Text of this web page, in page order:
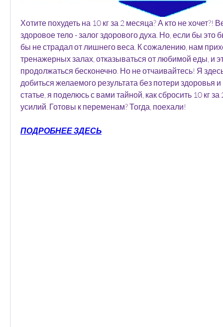
Хотите похудеть на 10 кг за 2 месяца? А кто не хочет?!
здоровое тело - залог здорового духа. Но, если бы это
бы не страдал от лишнего веса. К сожалению, нам
тренажерных залах, отказываться от любимой еды, и
продолжаться бесконечно. Но не отчаивайтесь! Я
добиться желаемого результата без потери здоровья
статье, я поделюсь с вами тайной, как сбросить 10 кг
усилий. Готовы к переменам? Тогда, поехали!
ПОДРОБНЕЕ ЗДЕСЬ